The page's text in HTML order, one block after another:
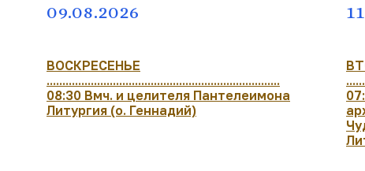
09.08.2026
ВОСКРЕСЕНЬЕ
..........................................................................
08:30 Вмч. и целителя Пантелеимона
Литургия (о. Геннадий)